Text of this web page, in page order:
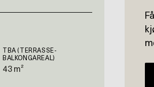
TBA (TERRASSE-
BALKONGAREAL)
43 m²